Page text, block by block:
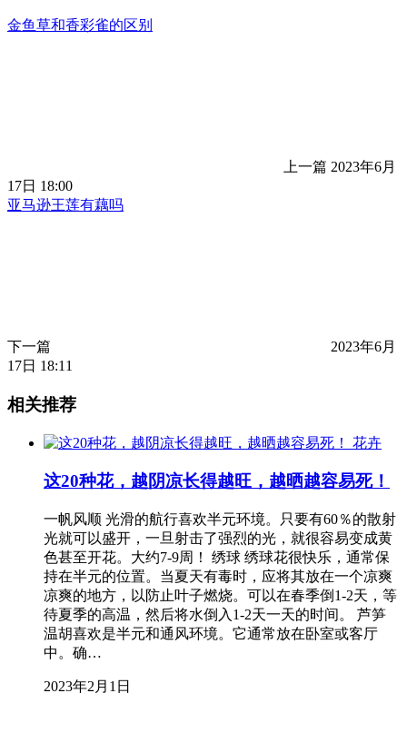
金鱼草和香彩雀的区别
上一篇 2023年6月
17日 18:00
亚马逊王莲有藕吗
下一篇
2023年6月
17日 18:11
相关推荐
花卉
这20种花，越阴凉长得越旺，越晒越容易死！
一帆风顺 光滑的航行喜欢半元环境。只要有60％的散射
光就可以盛开，一旦射击了强烈的光，就很容易变成黄
色甚至开花。大约7-9周！ 绣球 绣球花很快乐，通常保
持在半元的位置。当夏天有毒时，应将其放在一个凉爽
凉爽的地方，以防止叶子燃烧。可以在春季倒1-2天，等
待夏季的高温，然后将水倒入1-2天一天的时间。 芦笋
温胡喜欢是半元和通风环境。它通常放在卧室或客厅
中。确…
2023年2月1日